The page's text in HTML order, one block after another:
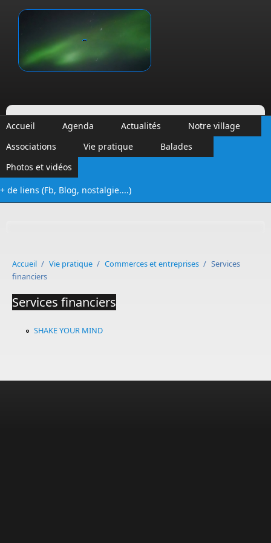
Vinalmont
Accueil Agenda Actualités
Notre village
Associations
Vie pratique
Balades
Photos et vidéos
+ de liens (Fb, Blog, nostalgie....)
Accueil / Vie pratique / Commerces et entreprises / Services
financiers
Services financiers
SHAKE YOUR MIND